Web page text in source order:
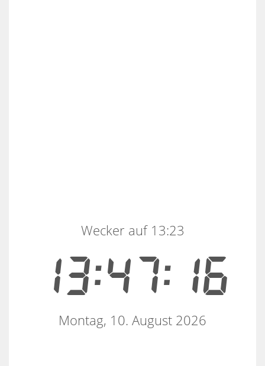
13:47:16
Wecker auf 13:23
Montag, 10. August 2026